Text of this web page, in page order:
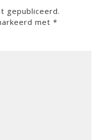
gepubliceerd.
met*